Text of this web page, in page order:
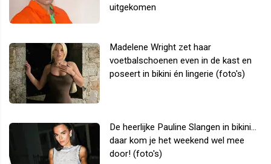
uitgekomen
Madelene Wright zet haar
voetbalschoenen even in de kast en
poseert in bikini én lingerie (foto's)
De heerlijke Pauline Slangen in bikini...
daar kom je het weekend wel mee
door! (foto's)